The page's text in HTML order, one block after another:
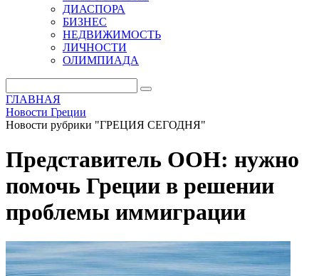
ДИАСПОРА
БИЗНЕС
НЕДВИЖИМОСТЬ
ЛИЧНОСТИ
ОЛИМПИАДА
ГЛАВНАЯ
Новости Греции
Новости рубрики "ГРЕЦИЯ СЕГОДНЯ"
Представитель ООН: нужно
помочь Греции в решении
проблемы иммиграции